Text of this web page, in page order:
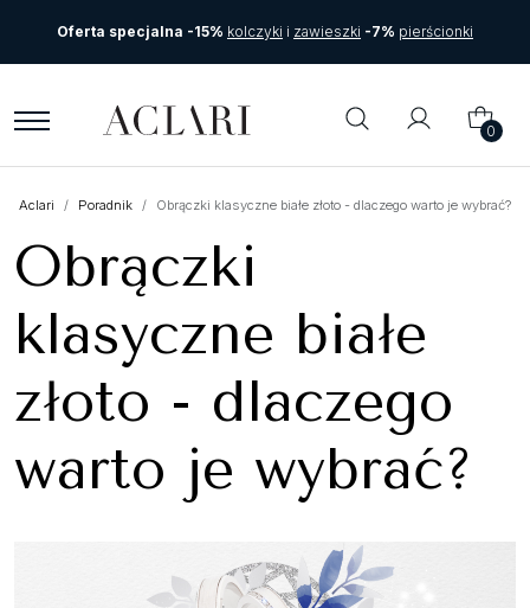
Oferta specjalna -15% kolczyki i zawieszki -7% pierścionki
0
Aclari Poradnik Obrączki klasyczne białe złoto - dlaczego warto je wybrać?
Obrączki
klasyczne białe
złoto - dlaczego
warto je wybrać?